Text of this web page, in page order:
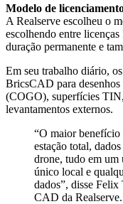
Modelo de
A Realserve escolheu o
escolhendo entre
duração permanente e
Em seu trabalho diário,
BricsCAD para desenhos
(COGO), superfícies
levantamentos externos.
“O maior benefício
estação total,
drone, tudo em um
único local e
dados”, disse
CAD da Realserve.